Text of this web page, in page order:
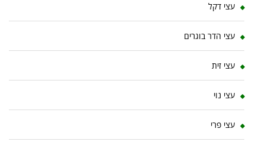
עצי דקל
עצי הדר בוגרים
עצי זית
עצי נוי
עצי פרי